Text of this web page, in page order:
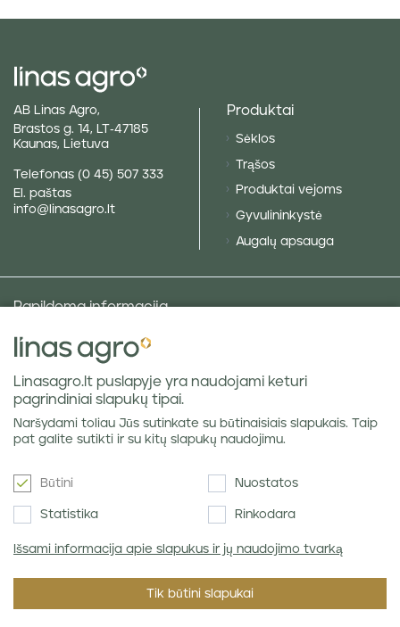
AB Linas Agro,
Brastos g. 14, LT-47185
Kaunas, Lietuva
Telefonas (0 45) 507 333
El. paštas
info@linasagro.lt
Produktai
Sėklos
Trąšos
Produktai vejoms
Gyvulininkystė
Augalų apsauga
Papildoma informacija
Ūkininko lauko galerija
D.U.K.
Socialinė atsakomybė ir politikos
Privatumo politika
Grūdų rinkos apžvalgos
Naujienlaiškis
Linasagro.lt puslapyje yra naudojami keturi
pagrindiniai slapukų tipai.
Naršydami toliau Jūs sutinkate su būtinaisiais slapukais. Taip
pat galite sutikti ir su kitų slapukų naudojimu.
Būtini Nuostatos
Statistika Rinkodara
Išsami informacija apie slapukus ir jų naudojimo tvarką
Tik būtini slapukai